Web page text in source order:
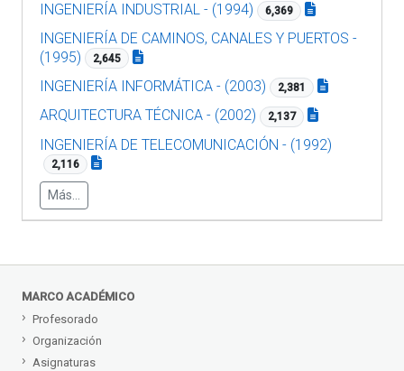
INGENIERÍA INDUSTRIAL - (1994)
6,369
INGENIERÍA DE CAMINOS, CANALES Y PUERTOS -
(1995)
2,645
INGENIERÍA INFORMÁTICA - (2003) 2,381
ARQUITECTURA TÉCNICA - (2002) 2,137
INGENIERÍA DE TELECOMUNICACIÓN - (1992)
2,116
Más...
MARCO ACADÉMICO
Profesorado
Organización
Asignaturas